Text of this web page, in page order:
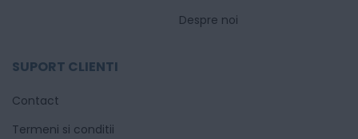
Despre noi
SUPORT CLIENTI
Contact
Termeni si conditii